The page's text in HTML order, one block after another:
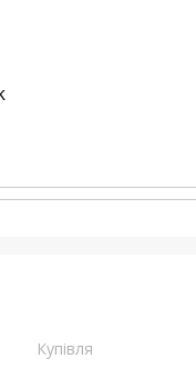
і банкомати
бізнесу
Купівля